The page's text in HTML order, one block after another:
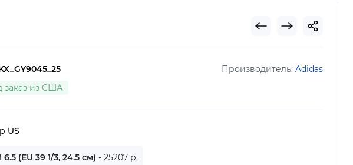
Производитель: Adidas
заказ из США
US
6.5 (EU 39 1/3, 24.5 см) - 25207 р.